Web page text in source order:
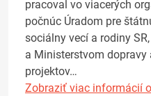
pracoval vo viacerých
počnúc Úradom pre
sociálny vecí a rodiny
a Ministerstvom dopravy
projektov…
Zobraziť viac informácií